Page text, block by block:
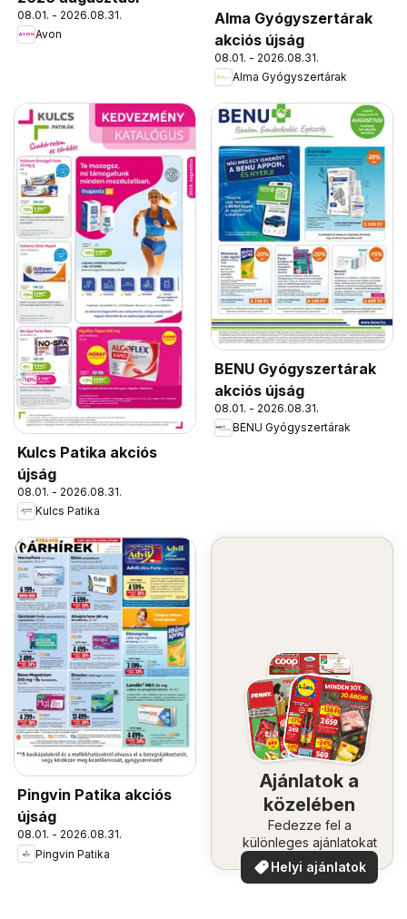
08.01. - 2026.08.31.
Avon
Alma Gyógyszertárak
akciós újság
08.01. - 2026.08.31.
Alma Gyógyszertárak
Kulcs Patika akciós
újság
08.01. - 2026.08.31.
Kulcs Patika
BENU Gyógyszertárak
akciós újság
08.01. - 2026.08.31.
BENU Gyógyszertárak
Pingvin Patika akciós
újság
08.01. - 2026.08.31.
Pingvin Patika
Ajánlatok a
közelében
Fedezze fel a
különleges ajánlatokat
Helyi ajánlatok